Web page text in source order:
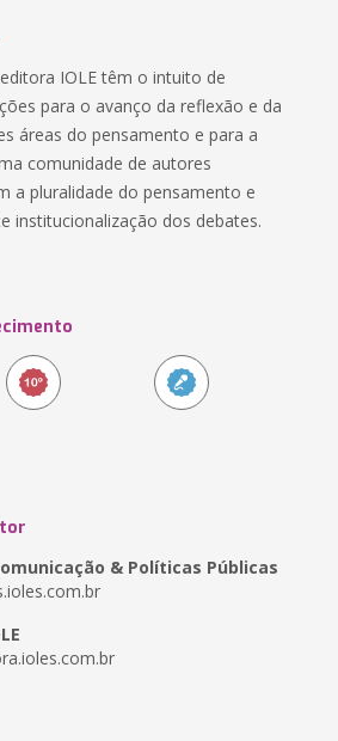
IOLE têm o intuito de
para o avanço da reflexão e da
áreas do pensamento e para a
comunidade de autores
a pluralidade do pensamento e
institucionalização dos debates.
& Políticas Públicas